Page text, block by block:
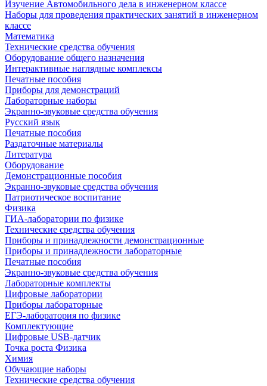
Изучение Автомобильного дела в инженерном классе
Наборы для проведения практических занятий в инженерном
классе
Математика
Технические средства обучения
Оборудование общего назначения
Интерактивные наглядные комплексы
Печатные пособия
Приборы для демонстраций
Лабораторные наборы
Экранно-звуковые средства обучения
Русский язык
Печатные пособия
Раздаточные материалы
Литература
Оборудование
Демонстрационные пособия
Экранно-звуковые средства обучения
Патриотическое воспитание
Физика
ГИА-лаборатории по физике
Технические средства обучения
Приборы и принадлежности демонстрационные
Приборы и принадлежности лабораторные
Печатные пособия
Экранно-звуковые средства обучения
Лабораторные комплекты
Цифровые лаборатории
Приборы лабораторные
ЕГЭ-лаборатория по физике
Комплектующие
Цифровые USB-датчик
Точка роста Физика
Химия
Обучающие наборы
Технические средства обучения